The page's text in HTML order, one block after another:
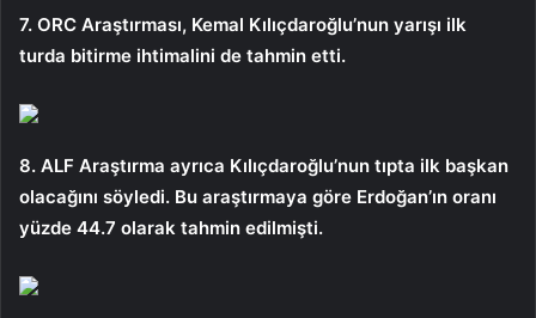
7. ORC Araştırması, Kemal Kılıçdaroğlu’nun yarışı ilk
turda bitirme ihtimalini de tahmin etti.
8. ALF Araştırma ayrıca Kılıçdaroğlu’nun tıpta ilk başkan
olacağını söyledi. Bu araştırmaya göre Erdoğan’ın oranı
yüzde 44.7 olarak tahmin edilmişti.